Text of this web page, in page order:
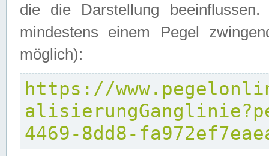
die die Darstellung
mindestens einem Pegel
möglich):
https://
4469-8dd8-